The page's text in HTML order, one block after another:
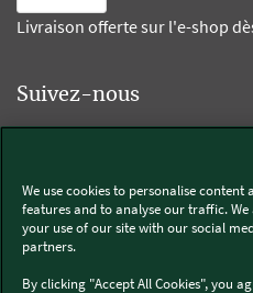
Livraison offerte sur l'e-shop
Suivez-nous
Thermomix®
We use cookies to personalise
features and to analyse our traffic.
your use of our site with our social
partners.
By clicking "Accept All Cookies", you